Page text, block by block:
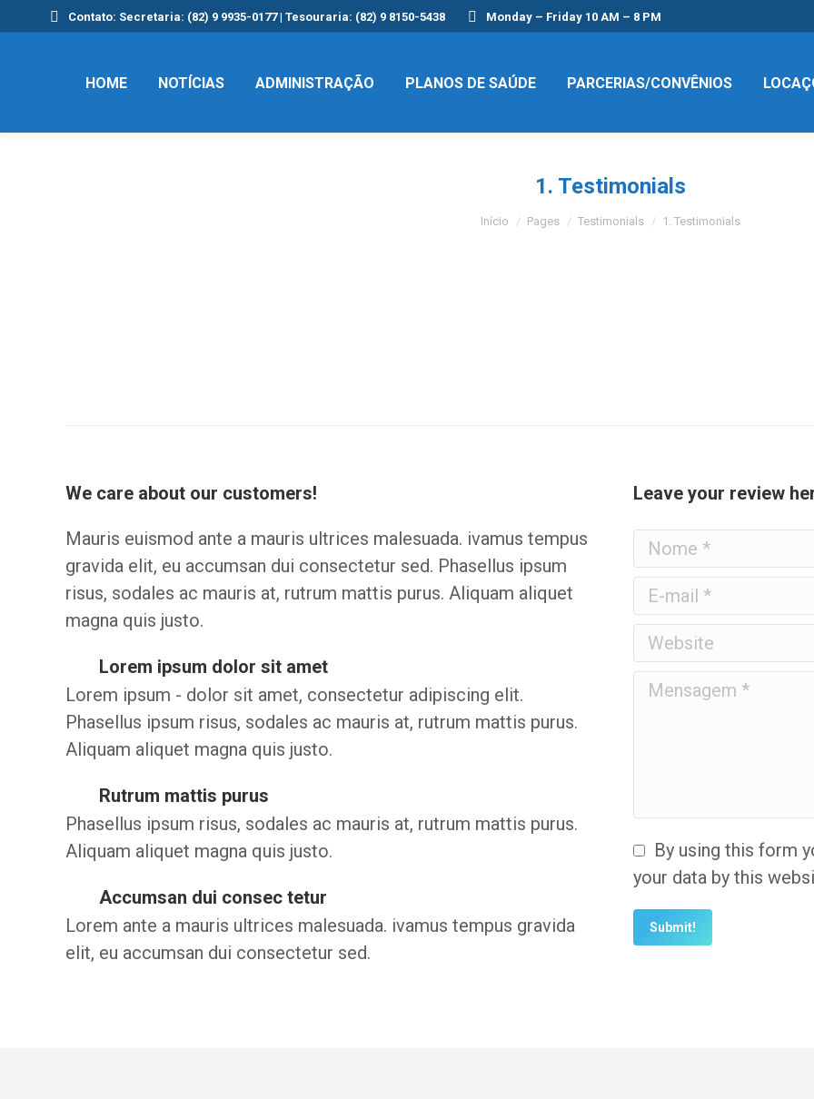
Contato: Secretaria: (82) 9 9935-0177 | Tesouraria: (82) 9 8150-5438 Monday – Friday 10 AM – 8 PM
HOME NOTÍCIAS ADMINISTRAÇÃO PLANOS DE SAÚDE PARCERIAS/CONVÊNIOS
1. Testimonials
Você está aqui:
Início Pages Testimonials 1. Testimonials
We care about our customers!
Mauris euismod ante a mauris ultrices malesuada. ivamus tempus
gravida elit, eu accumsan dui consectetur sed. Phasellus ipsum
risus, sodales ac mauris at, rutrum mattis purus. Aliquam aliquet
magna quis justo.
Lorem ipsum dolor sit amet
Lorem ipsum - dolor sit amet, consectetur adipiscing elit.
Phasellus ipsum risus, sodales ac mauris at, rutrum mattis purus.
Aliquam aliquet magna quis justo.
Rutrum mattis purus
Phasellus ipsum risus, sodales ac mauris at, rutrum mattis purus.
Aliquam aliquet magna quis justo.
Accumsan dui consec tetur
Lorem ante a mauris ultrices malesuada. ivamus tempus gravida
elit, eu accumsan dui consectetur sed.
Leave your review
Nome *
E-mail *
Website
Mensagem *
By using this form
your data by this
Submit!